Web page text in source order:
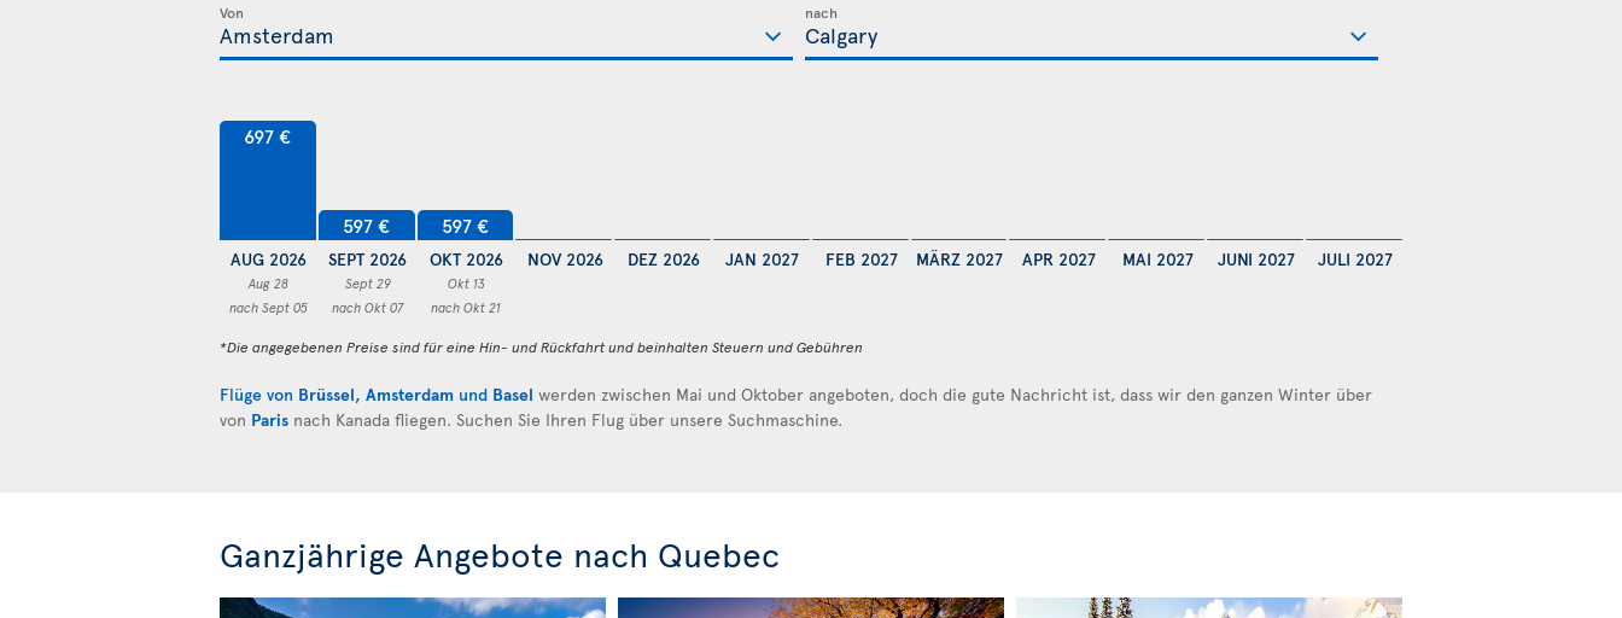
Von nach
697 €
AUG 2026
Aug 28
nach Sept 05
597 €
SEPT 2026
Sept 29
nach Okt 07
597 €
OKT 2026
Okt 13
nach Okt 21
NOV 2026 DEZ 2026 JAN 2027 FEB 2027 MÄRZ 2027 APR 2027 MAI 2027 JUNI 2027 JULI 2027
*Die angegebenen Preise sind für eine Hin- und Rückfahrt und beinhalten Steuern und Gebühren
Flüge von Brüssel, Amsterdam und Basel werden zwischen Mai und Oktober angeboten, doch die gute Nachricht ist, dass wir den ganzen Winter über
von Paris nach Kanada fliegen. Suchen Sie Ihren Flug über unsere Suchmaschine.
Ganzjährige Angebote nach Quebec